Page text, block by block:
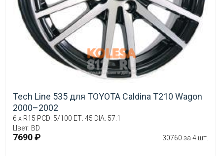
Tech Line 535 для TOYOTA Caldina T210 Wagon
2000–2002
6 x R15 PCD: 5/100 ET: 45 DIA: 57.1
Цвет: BD
7690 ₽ 30760 за 4 шт.